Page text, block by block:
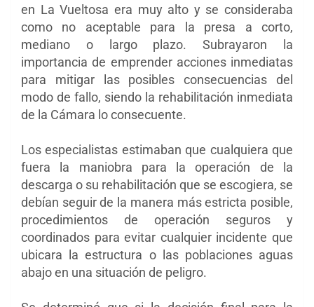
en La Vueltosa era muy alto y se consideraba
como no aceptable para la presa a corto,
mediano o largo plazo. Subrayaron la
importancia de emprender acciones inmediatas
para mitigar las posibles consecuencias del
modo de fallo, siendo la rehabilitación inmediata
de la Cámara lo consecuente.
Los especialistas estimaban que cualquiera que
fuera la maniobra para la operación de la
descarga o su rehabilitación que se escogiera, se
debían seguir de la manera más estricta posible,
procedimientos de operación seguros y
coordinados para evitar cualquier incidente que
ubicara la estructura o las poblaciones aguas
abajo en una situación de peligro.